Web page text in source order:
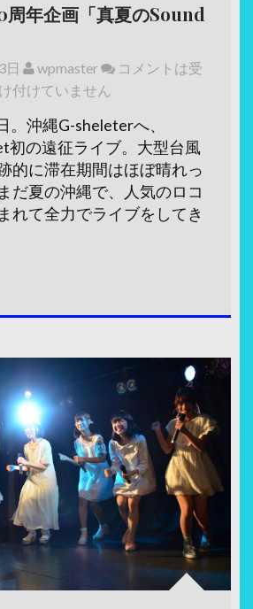
周年企画「真夏のSound
日 wpmaster
コメントは受
け付けていません
。沖縄G-sheleterへ、
初の遠征ライブ。大型台風
的に滞在期間はほぼ晴れっ
だ夏の沖縄で、人気のロコ
れて全力でライブをしてき